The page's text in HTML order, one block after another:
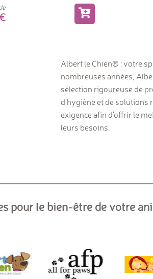
Albert le Chien® : votre
nombreuses années,
sélection rigoureuse de
d'hygiène et de solutions
exigence afin d'offrir le
leurs besoins.
pour le bien-être de votre